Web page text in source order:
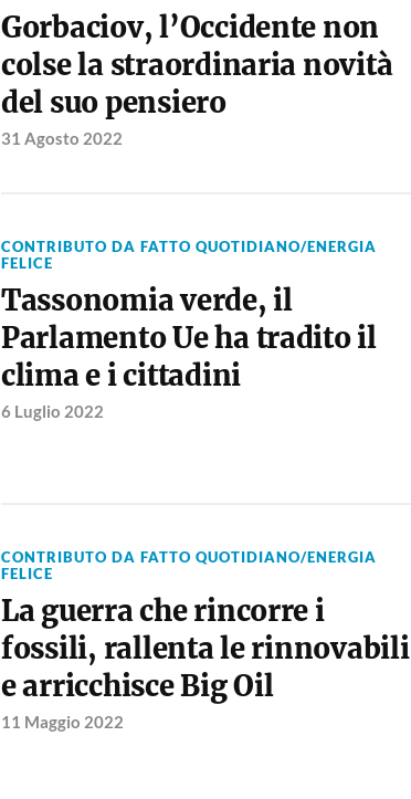
Gorbaciov, l’Occidente non
colse la straordinaria novità
del suo pensiero
31 Agosto 2022
CONTRIBUTO DA FATTO QUOTIDIANO/ENERGIA
FELICE
Tassonomia verde, il
Parlamento Ue ha tradito il
clima e i cittadini
6 Luglio 2022
CONTRIBUTO DA FATTO QUOTIDIANO/ENERGIA
FELICE
La guerra che rincorre i
fossili, rallenta le rinnovabili
e arricchisce Big Oil
11 Maggio 2022